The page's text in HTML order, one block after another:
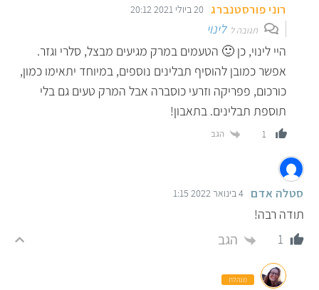
רוני פורסטנברג 20 ביולי 2021 20:12
תגובה ללינוי
היי לינוי, כן 🙂 הטעמים במרק מגיעים מבצל, סלרי וגזר.
אפשר כמובן להוסיף תבלינים נוספים, במיוחד יתאימו כמון,
כורכום, פפריקה וזרעי כוסברה אבל המרק טעים גם בלי
תוספת תבלינים. בתאבון!
1 הגב
סטלה אדם 4 בינואר 2022 1:15
תודה רבה!
1
הגב
מנהלת